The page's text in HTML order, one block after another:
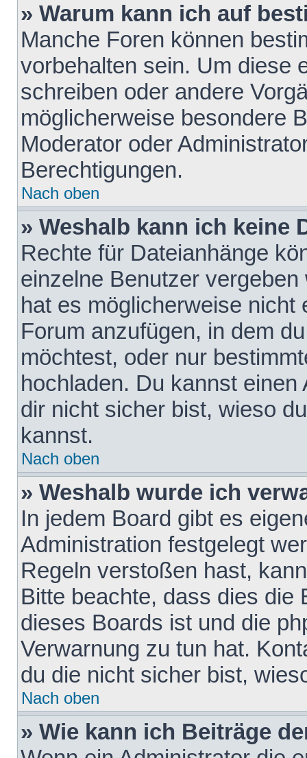
» Warum kann ich auf
Manche Foren können
vorbehalten sein. Um diese
schreiben oder andere
möglicherweise besondere
Moderator oder
Berechtigungen.
Nach oben
» Weshalb kann ich keine
Rechte für Dateianhänge
einzelne Benutzer
hat es möglicherweise nicht
Forum anzufügen, in dem
möchtest, oder nur
hochladen. Du kannst
dir nicht sicher bist, wieso
kannst.
Nach oben
» Weshalb wurde ich
In jedem Board gibt es
Administration festgelegt
Regeln verstoßen hast,
Bitte beachte, dass dies die
dieses Boards ist und die
Verwarnung zu tun hat.
du die nicht sicher bist,
Nach oben
» Wie kann ich Beiträge